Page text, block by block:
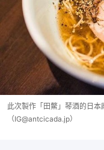
此次製作「田鱉」琴酒的日
（IG@antcicada.jp）